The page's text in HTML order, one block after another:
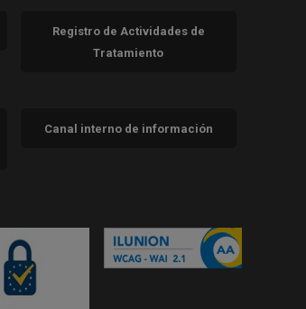
Registro de Actividades de
Tratamiento
Canal interno de información